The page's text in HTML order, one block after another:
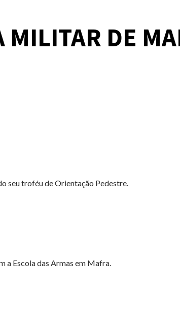
MILITAR DE
seu troféu de Orientação Pedestre.
a Escola das Armas em Mafra.